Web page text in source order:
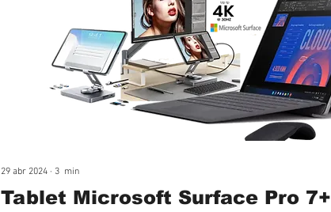
29 abr 2024 ∙ 3 min
Tablet Microsoft Surface Pro 7+